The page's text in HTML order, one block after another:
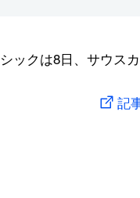
ックは8日、サウス
記